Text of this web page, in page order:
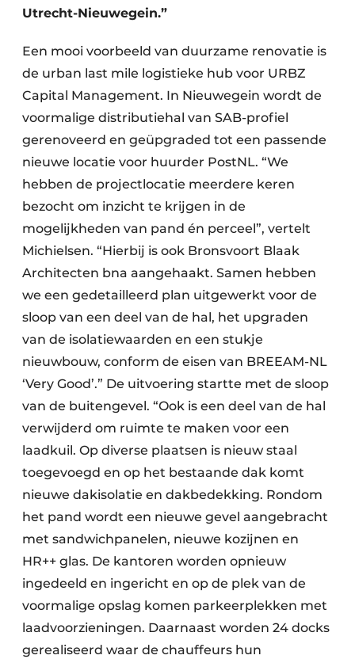
Utrecht-Nieuwegein.”
Een mooi voorbeeld van duurzame renovatie is
de urban last mile logistieke hub voor URBZ
Capital Management. In Nieuwegein wordt de
voormalige distributiehal van SAB-profiel
gerenoveerd en geüpgraded tot een passende
nieuwe locatie voor huurder PostNL. “We
hebben de projectlocatie meerdere keren
bezocht om inzicht te krijgen in de
mogelijkheden van pand én perceel”, vertelt
Michielsen. “Hierbij is ook Bronsvoort Blaak
Architecten bna aangehaakt. Samen hebben
we een gedetailleerd plan uitgewerkt voor de
sloop van een deel van de hal, het upgraden
van de isolatiewaarden en een stukje
nieuwbouw, conform de eisen van BREEAM-NL
‘Very Good’.” De uitvoering startte met de sloop
van de buitengevel. “Ook is een deel van de hal
verwijderd om ruimte te maken voor een
laadkuil. Op diverse plaatsen is nieuw staal
toegevoegd en op het bestaande dak komt
nieuwe dakisolatie en dakbedekking. Rondom
het pand wordt een nieuwe gevel aangebracht
met sandwichpanelen, nieuwe kozijnen en
HR++ glas. De kantoren worden opnieuw
ingedeeld en ingericht en op de plek van de
voormalige opslag komen parkeerplekken met
laadvoorzieningen. Daarnaast worden 24 docks
gerealiseerd waar de chauffeurs hun